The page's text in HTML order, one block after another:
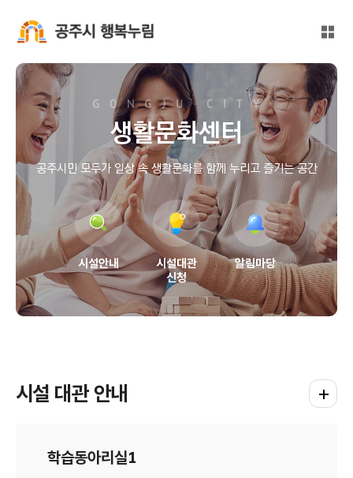
전체
생활문화센터
공주시민 모두가 일상 속 생활문화를 함께 누리고 즐기는 공간
시설안내
시설대관
신청
알림마당
시설 대관 안내
학습동아리실1
시설 대